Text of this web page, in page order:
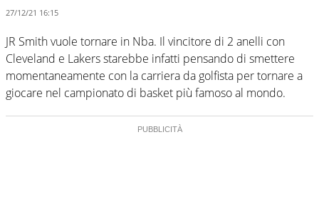
27/12/21 16:15
JR Smith vuole tornare in Nba. Il vincitore di 2 anelli con
Cleveland e Lakers starebbe infatti pensando di smettere
momentaneamente con la carriera da golfista per tornare a
giocare nel campionato di basket più famoso al mondo.